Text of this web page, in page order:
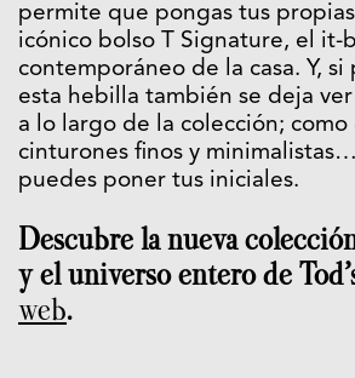
permite que pongas tus
icónico bolso T Signature, el it-
contemporáneo de la casa. Y, si
esta hebilla también se deja
a lo largo de la colección; como
cinturones finos y
puedes poner tus iniciales.
Descubre la nueva
y el universo entero de
web.